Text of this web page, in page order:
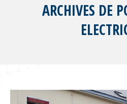
ARCHIVES DE